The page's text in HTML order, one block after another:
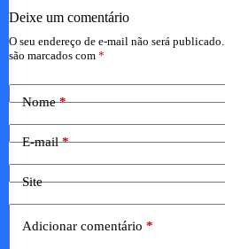
Deixe um comentário
O seu endereço de e-mail não será publicado.
são marcados com *
Nome*
E-mail*
Site
Adicionar comentário *